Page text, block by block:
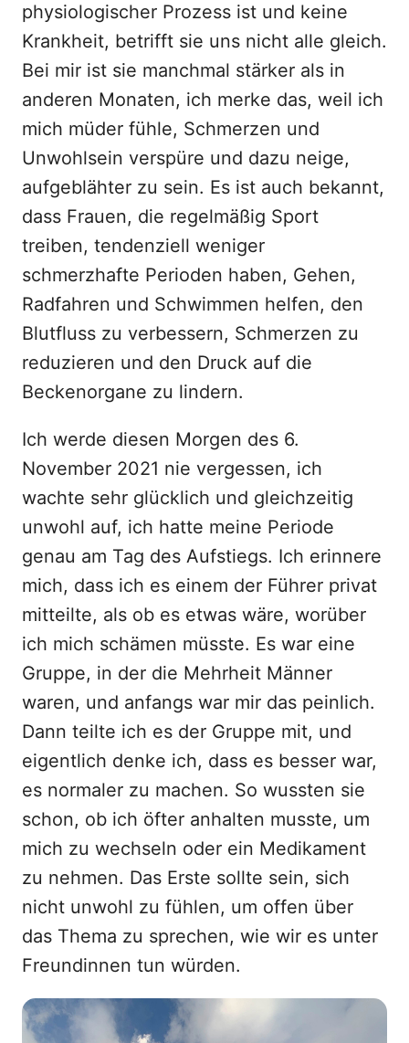
physiologischer Prozess ist und keine
Krankheit, betrifft sie uns nicht alle gleich.
Bei mir ist sie manchmal stärker als in
anderen Monaten, ich merke das, weil ich
mich müder fühle, Schmerzen und
Unwohlsein verspüre und dazu neige,
aufgeblähter zu sein. Es ist auch bekannt,
dass Frauen, die regelmäßig Sport
treiben, tendenziell weniger
schmerzhafte Perioden haben, Gehen,
Radfahren und Schwimmen helfen, den
Blutfluss zu verbessern, Schmerzen zu
reduzieren und den Druck auf die
Beckenorgane zu lindern.
Ich werde diesen Morgen des 6.
November 2021 nie vergessen, ich
wachte sehr glücklich und gleichzeitig
unwohl auf, ich hatte meine Periode
genau am Tag des Aufstiegs. Ich erinnere
mich, dass ich es einem der Führer privat
mitteilte, als ob es etwas wäre, worüber
ich mich schämen müsste. Es war eine
Gruppe, in der die Mehrheit Männer
waren, und anfangs war mir das peinlich.
Dann teilte ich es der Gruppe mit, und
eigentlich denke ich, dass es besser war,
es normaler zu machen. So wussten sie
schon, ob ich öfter anhalten musste, um
mich zu wechseln oder ein Medikament
zu nehmen. Das Erste sollte sein, sich
nicht unwohl zu fühlen, um offen über
das Thema zu sprechen, wie wir es unter
Freundinnen tun würden.